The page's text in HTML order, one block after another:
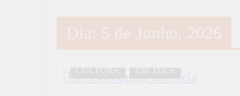
Dia: 5 de Junho, 2026